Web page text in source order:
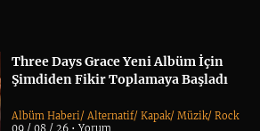
Three Days Grace Yeni Albüm İçin
Şimdiden Fikir Toplamaya Başladı
Albüm Haberi/Alternatif/Kapak/Müzik/Rock